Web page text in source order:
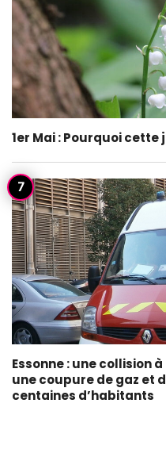
1er Mai : Pourquoi
Essonne : une collision
une coupure de gaz et
centaines d’habitants